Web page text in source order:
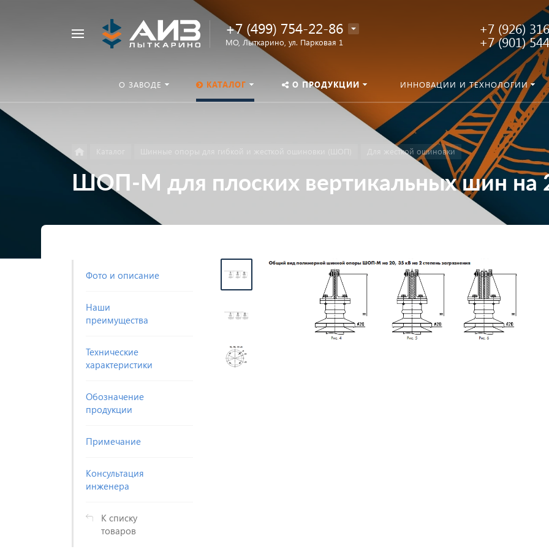
+7 (499) 754-22-86
МО, Лыткарино, ул. Парковая 1
+7 (926)
+7 (901)
О ЗАВОДЕ КАТАЛОГ О ПРОДУКЦИИ ИННОВАЦИИ И ТЕХНОЛОГИИ
Для жесткой ошиновки
ШОП-М для плоских вертикальных шин на
Фото и описание
Наши
преимущества
Технические
характеристики
Обозначение
продукции
Примечание
Консультация
инженера
К списку
товаров